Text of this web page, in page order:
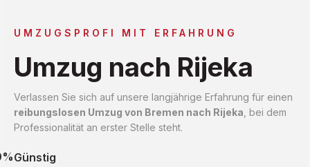
UMZUGSPROFI MIT ERFAHRUNG
Umzug nach Rijeka
Verlassen Sie sich auf unsere langjährige Erfahrung für einen
reibungslosen Umzug von Bremen nach Rijeka , bei dem
Professionalität an erster Stelle steht.
Günstig